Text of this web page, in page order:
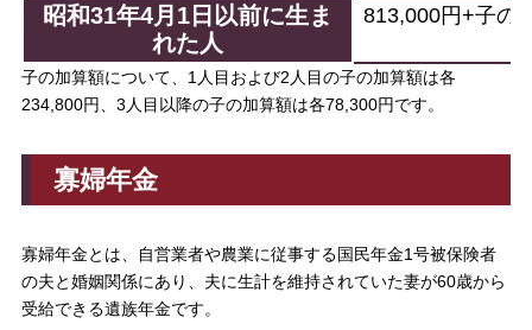
昭和31年4月1日以前に生ま
れた人
813,000円+子の
子の加算額について、1人目および2人目の子の加算額は各
234,800円、3人目以降の子の加算額は各78,300円です。
寡婦年金
寡婦年金とは、自営業者や農業に従事する国民年金1号被保険者
の夫と婚姻関係にあり、夫に生計を維持されていた妻が60歳から
受給できる遺族年金です。